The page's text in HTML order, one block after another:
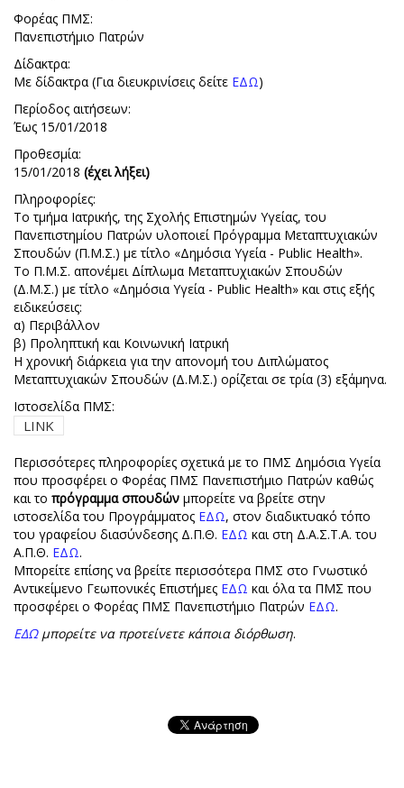
Φορέας ΠΜΣ:
Πανεπιστήμιο Πατρών
Δίδακτρα:
Με δίδακτρα (Για διευκρινίσεις δείτε ΕΔΩ)
Περίοδος αιτήσεων:
Έως 15/01/2018
Προθεσμία:
15/01/2018 (έχει λήξει)
Πληροφορίες:
Το τμήμα Ιατρικής, της Σχολής Επιστημών Υγείας, του
Πανεπιστημίου Πατρών υλοποιεί Πρόγραμμα Μεταπτυχιακών
Σπουδών (Π.Μ.Σ.) με τίτλο «Δημόσια Υγεία - Public Health».
Το Π.Μ.Σ. απονέμει Δίπλωμα Μεταπτυχιακών Σπουδών
(Δ.Μ.Σ.) με τίτλο «Δημόσια Υγεία - Public Health» και στις εξής
ειδικεύσεις:
α) Περιβάλλον
β) Προληπτική και Κοινωνική Ιατρική
Η χρονική διάρκεια για την απονομή του Διπλώματος
Μεταπτυχιακών Σπουδών (Δ.Μ.Σ.) ορίζεται σε τρία (3) εξάμηνα.
Ιστοσελίδα ΠΜΣ:
LINK
Περισσότερες πληροφορίες σχετικά με το ΠΜΣ Δημόσια Υγεία
που προσφέρει ο Φορέας ΠΜΣ Πανεπιστήμιο Πατρών καθώς
και το πρόγραμμα σπουδών μπορείτε να βρείτε στην
ιστοσελίδα του Προγράμματος ΕΔΩ, στον διαδικτυακό τόπο
του γραφείου διασύνδεσης Δ.Π.Θ. ΕΔΩ και στη Δ.Α.Σ.Τ.Α. του
Α.Π.Θ. ΕΔΩ.
Μπορείτε επίσης να βρείτε περισσότερα ΠΜΣ στο Γνωστικό
Αντικείμενο Γεωπονικές Επιστήμες ΕΔΩ και όλα τα ΠΜΣ που
προσφέρει ο Φορέας ΠΜΣ Πανεπιστήμιο Πατρών ΕΔΩ.
ΕΔΩμπορείτε να προτείνετε κάποια διόρθωση.